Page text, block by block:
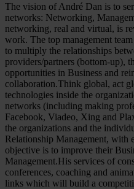
The vision of André Dan is to
networks: Networking,
networking, real and virtual, is
work. The top management
to multiply the relationships
providers/partners (bottom-up),
opportunities in Business and
collaboration.Think global, act
technologies inside the
networks (including making
Facebook, Viadeo, Xing and
the organizations and the
Relationship Management, with
objective is to improve their
Management.His services of
conferences, coaching and
links which will build a